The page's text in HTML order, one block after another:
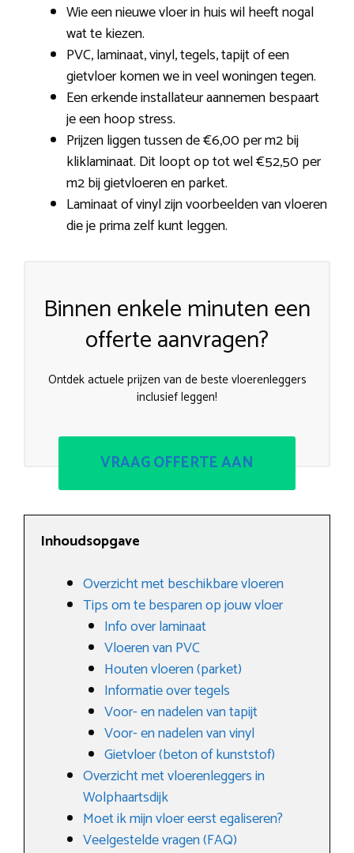
Wie een nieuwe vloer in huis wil heeft nogal
wat te kiezen.
PVC, laminaat, vinyl, tegels, tapijt of een
gietvloer komen we in veel woningen tegen.
Een erkende installateur aannemen bespaart
je een hoop stress.
Prijzen liggen tussen de €6,00 per m2 bij
kliklaminaat. Dit loopt op tot wel €52,50 per
m2 bij gietvloeren en parket.
Laminaat of vinyl zijn voorbeelden van vloeren
die je prima zelf kunt leggen.
Binnen enkele minuten een
offerte aanvragen?
Ontdek actuele prijzen van de beste vloerenleggers
inclusief leggen!
VRAAG OFFERTE AAN
Inhoudsopgave
Overzicht met beschikbare vloeren
Tips om te besparen op jouw vloer
Info over laminaat
Vloeren van PVC
Houten vloeren (parket)
Informatie over tegels
Voor- en nadelen van tapijt
Voor- en nadelen van vinyl
Gietvloer (beton of kunststof)
Overzicht met vloerenleggers in
Wolphaartsdijk
Moet ik mijn vloer eerst egaliseren?
Veelgestelde vragen (FAQ)